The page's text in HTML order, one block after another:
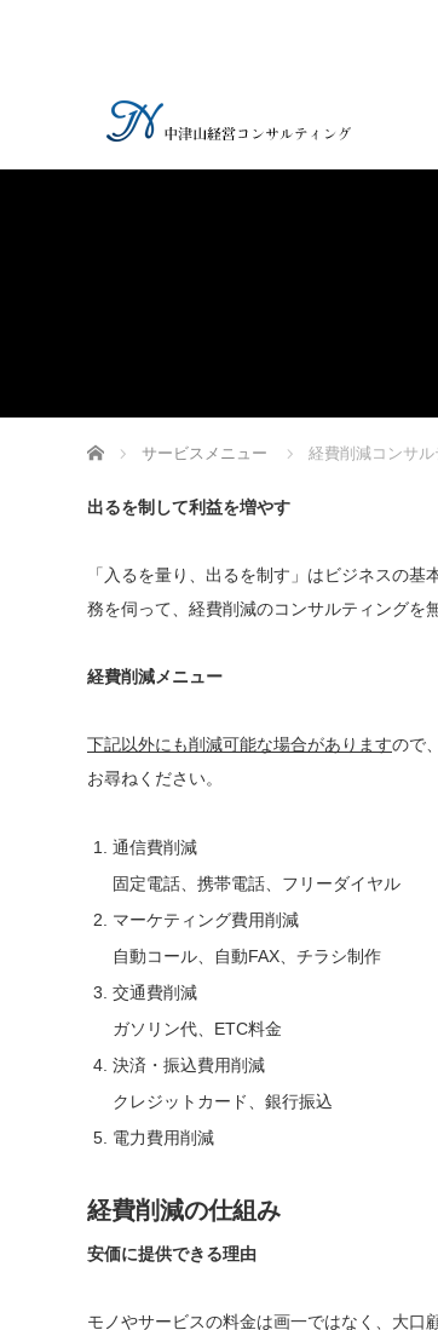
ホーム サービスメニュー 経費削減コンサ
出るを制して利益を増やす
「入るを量り、出るを制す」はビジネスの
務を伺って、経費削減のコンサルティングを
経費削減メニュー
下記以外にも削減可能な場合がありますので
お尋ねください。
通信費削減
固定電話、携帯電話、フリーダイヤル
マーケティング費用削減
自動コール、自動FAX、チラシ制作
交通費削減
ガソリン代、ETC料金
決済・振込費用削減
クレジットカード、銀行振込
電力費用削減
経費削減の仕組み
安価に提供できる理由
モノやサービスの料金は画一ではなく、大口